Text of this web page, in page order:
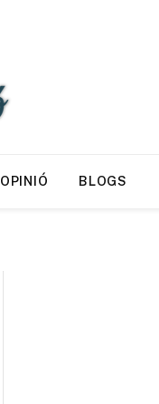
OPINIÓ BLOGS